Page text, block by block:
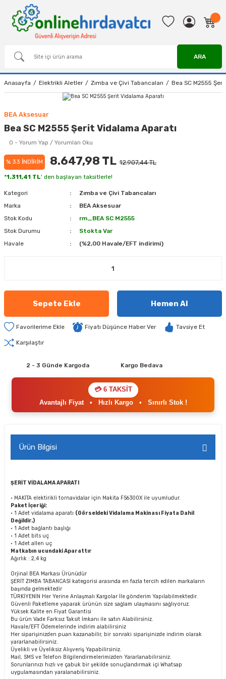
ARA
Anasayfa Elektrikli Aletler Zımba ve Çivi Tabancaları Bea SC M2555
BEA Aksesuar
Bea SC M2555 Şerit Vidalama Aparatı
0 - Yorum Yap / Yorumları Oku
% 33 İNDİRİM 8.647,98 TL 12.907,44 TL
*1.311,41 TL' den başlayan taksitlerle!
Kategori
Zımba ve Çivi Tabancaları
Marka
BEA Aksesuar
Stok Kodu
rm_BEA SC M2555
Stok Durumu
Stokta Var
Havale
(%2,00 Havale/EFT indirimi)
Sepete Ekle Hemen Al
Fiyatı Düşünce Haber Ver Tavsiye Et
Karşılaştır
2 - 3 Günde Kargoda Kargo Bedava
💳 6 TAKSİT
Avantajlı Fiyat• Hızlı Kargo• Sınırlı Stok !
Ürün Bilgisi
ŞERİT VİDALAMA APARATI
• MAKİTA elektirikli tornavidalar için Makita FS6300X ile uyumludur.
Paket İçeriği:
• 1 Adet vidalama aparatı (Görseldeki Vidalama Makinası Fiyata Dahil
Değildir.)
• 1 Adet bağlantı başlığı
• 1 Adet bits uç
• 1 Adet allen uç
Matkabın ucundaki Aparattır
Ağırlık : 2,4 kg
Orjinal BEA Markası Ürünüdür
ŞERİT ZIMBA TABANCASI kategorisi arasında en fazla tercih edilen markaların
başında gelmektedir
TÜRKİYENİN Her Yerine Anlaşmalı Kargolar İle gönderim Yapılabilmektedir.
Güvenli Paketleme yaparak ürünün size sağlam ulaşmasını sağlıyoruz.
Yüksek Kalite en Fiyat Garantisi
Bu ürün Vade Farksız Taksit İmkanı ile satın Alabilirsiniz.
Havale/EFT Ödemelerinde indirim alabilirsiniz
Her siparişinizden puan kazanabilir, bir sonraki siparişinizde indirim olarak
yararlanabilirsiniz.
Üyelikli ve Üyeliksiz Alışveriş Yapabilirsiniz.
Mail, SMS ve Telefon Bilgilendirmelerimizden Yararlanabilirsiniz.
Sorunlarınızı hızlı ve çabuk bir şekilde sonuçlandırmak içi Whatsap
uygulamasından yaralanabilirsiniz.